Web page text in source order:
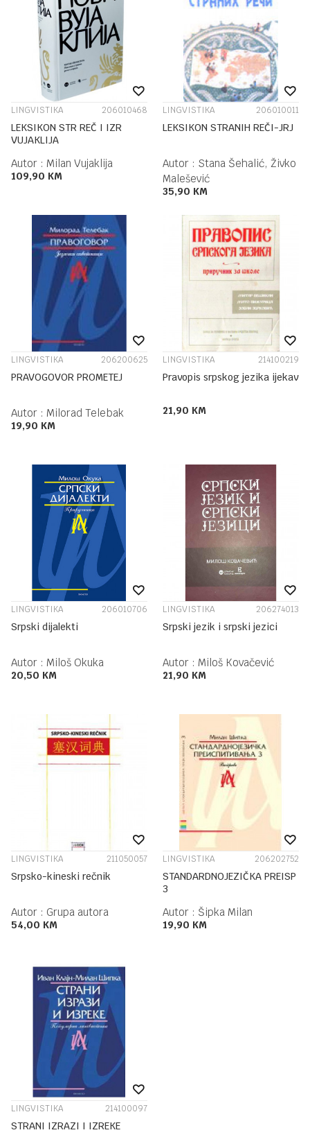
LINGVISTIKA 206010468
LEKSIKON STR REČ I IZR
VUJAKLIJA
Autor : Milan Vujaklija
109,90 KM
LINGVISTIKA 206010011
LEKSIKON STRANIH REČI-JRJ
Autor : Stana Šehalić, Živko
Malešević
35,90 KM
LINGVISTIKA 206200625
PRAVOGOVOR PROMETEJ
Autor : Milorad Telebak
19,90 KM
LINGVISTIKA 214100219
Pravopis srpskog jezika ijekav
21,90 KM
LINGVISTIKA 206010706
Srpski dijalekti
Autor : Miloš Okuka
20,50 KM
LINGVISTIKA 206274013
Srpski jezik i srpski jezici
Autor : Miloš Kovačević
21,90 KM
LINGVISTIKA 211050057
Srpsko-kineski rečnik
Autor : Grupa autora
54,00 KM
LINGVISTIKA 206202752
STANDARDNOJEZIČKA PREISP
3
Autor : Šipka Milan
19,90 KM
LINGVISTIKA 214100097
STRANI IZRAZI I IZREKE